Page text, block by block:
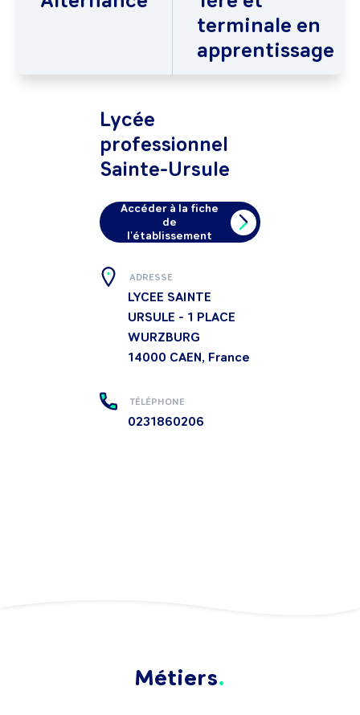
terminale en
apprentissage
Lycée
professionnel
Sainte-Ursule
Accéder à la fiche
de
l'établissement
ADRESSE
LYCEE SAINTE
URSULE - 1 PLACE
WURZBURG
14000 CAEN, France
TÉLÉPHONE
0231860206
Métiers